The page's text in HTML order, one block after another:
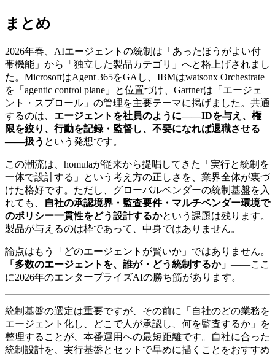
まとめ
2026年春、AIエージェントの統制は「あったほうがよい付
帯機能」から「独立した製品カテゴリ」へと格上げされまし
た。MicrosoftはAgent 365をGAし、IBMはwatsonx Orchestrate
を「agentic control plane」と位置づけ、Gartnerは「エージェ
ント・スプロール」の管理を主要テーマに掲げました。共通
するのは、 エージェントを社員のように——IDを与え、権
限を絞り、行動を記録・監督し、不要になれば退職させる
——扱う という発想です。
この潮流は、homulaが従来から提唱してきた「実行と統制を
一体で設計する」という考え方の正しさを、業界全体が裏づ
けた格好です。ただし、グローバルベンダーの統制基盤を入
れても、
自社の承認境界・監査要件・マルチベンダー環境で
のポリシー一貫性をどう設計するかという課題は残ります。
製品が与えるのは枠であって、中身ではありません。
論点はもう「どのエージェントが賢いか」ではありません。
「多数のエージェントを、誰が・どう統制するか」 ——ここ
に2026年のエンタープライズAIの勝ち筋があります。
統制基盤の選定は重要ですが、その前に「自社のどの業務を
エージェント化し、どこで人が承認し、何を監査するか」を
整理することが、本番運用への最短距離です。自社に合った
統制設計を、実行基盤とセットで早めに描くことをおすすめ